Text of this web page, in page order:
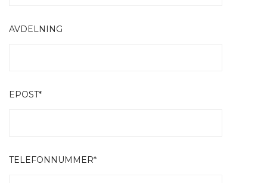
AVDELNING
EPOST*
TELEFONNUMMER*